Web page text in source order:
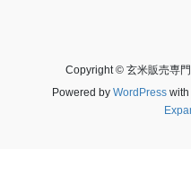
Copyright © 玄米販売専
Powered by WordPresswith